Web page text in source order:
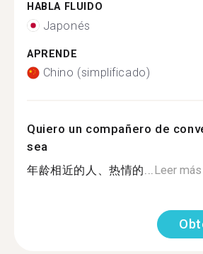
HABLA FLUIDO
Japonés
APRENDE
Chino (simplificado)
Quiero un compañero de
sea
年龄相近的人、热情的...Leer más